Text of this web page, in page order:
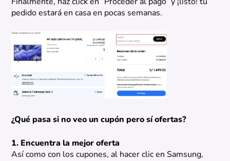
Finalmente, haz click en “Proceder al pago” y ¡listo! tu
pedido estará en casa en pocas semanas.
¿Qué pasa si no veo un cupón pero sí ofertas?
1. Encuentra la mejor oferta
Así como con los cupones, al hacer clic en Samsung,